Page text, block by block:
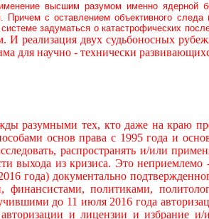
высшим разумом именно ядерной
Причем с оставлением объективного следа
задуматься о катастрофических
И реализация двух судьбоносных
для научно - технически
тех, кто даже на краю
основ права с 1995 года и
распространять и/или
из кризиса. Это неприемлемо -
года) документально
политиками,
до 11 июля 2016 года
и лицензии и избрание и/